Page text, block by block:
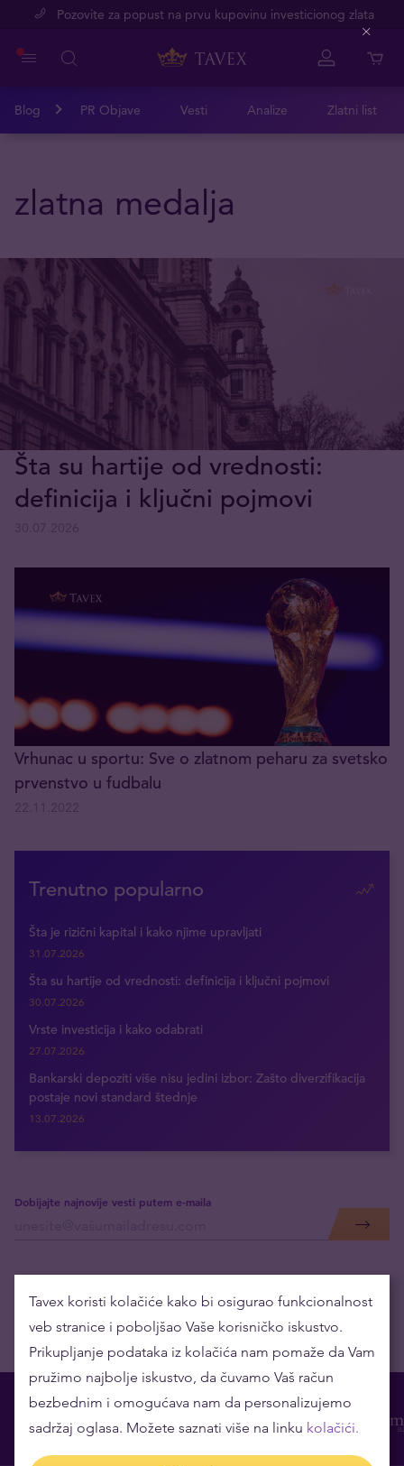
Pozovite za popust na prvu kupovinu investicionog zlata
Blog PR Objave Vesti Analize Zlatni list
zlatna medalja
Šta su hartije od vrednosti:
definicija i ključni pojmovi
Vrhunac u sportu: Sve o zlatnom peharu za svetsko
prvenstvo u fudbalu
Trenutno popularno
Šta je rizični kapital i kako njime upravljati
31.07.2026
Šta su hartije od vrednosti: definicija i ključni pojmovi
30.07.2026
Vrste investicija i kako odabrati
27.07.2026
Bankarski depoziti više nisu jedini izbor: Zašto diverzifikacija
postaje novi standard štednje
13.07.2026
Dobijajte najnovije vesti putem e-maila
Tavex koristi kolačiće kako bi osigurao funkcionalnost
veb stranice i poboljšao Vaše korisničko iskustvo.
Prikupljanje podataka iz kolačića nam pomaže da Vam
pružimo najbolje iskustvo, da čuvamo Vaš račun
bezbednim i omogućava nam da personalizujemo
sadržaj oglasa. Možete saznati više na linku kolačići.
Close